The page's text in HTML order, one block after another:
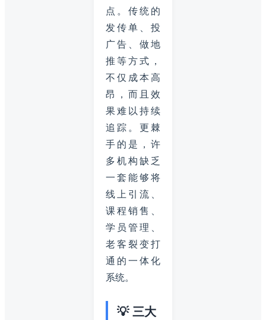
点。传统的
发传单、投
广告、做地
推等方式，
不仅成本高
昂，而且效
果难以持续
追踪。更棘
手的是，许
多机构缺乏
一套能够将
线上引流、
课程销售、
学员管理、
老客裂变打
通的一体化
系统。
💡 三大